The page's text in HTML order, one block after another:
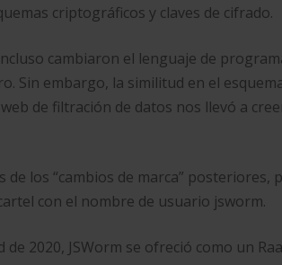
criptográficos y claves de cifrado.
cambiaron el lenguaje de
Sin embargo, la similitud en el
de filtración de datos nos llevó a
los “cambios de marca” posteriores,
con el nombre de usuario jsworm.
2020, JSWorm se ofreció como un